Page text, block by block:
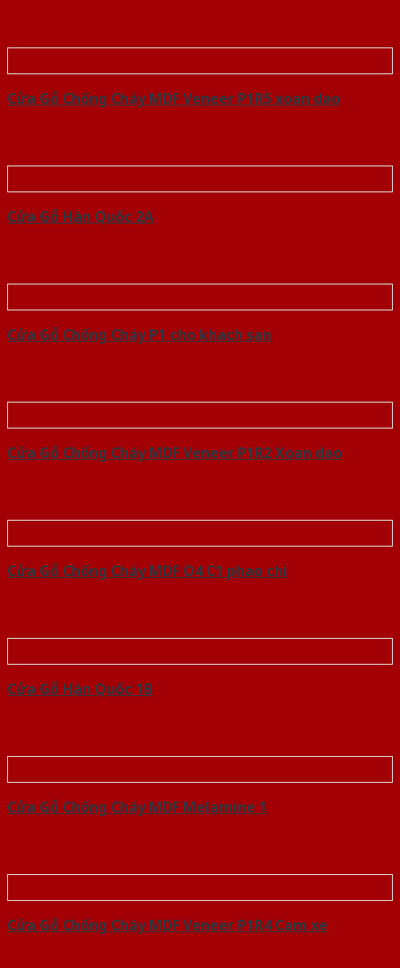
Cửa Gỗ Chống Cháy MDF Veneer P1R5 xoan dao
Cửa Gỗ Hàn Quốc 2A
Cửa Gỗ Chống Cháy P1 cho khach san
Cửa Gỗ Chống Cháy MDF Veneer P1R2 Xoan dao
Cửa Gỗ Chống Cháy MDF O4 C1 phao chi
Cửa Gỗ Hàn Quốc 1B
Cửa Gỗ Chống Cháy MDF Melamine 1
Cửa Gỗ Chống Cháy MDF Veneer P1R4 Cam xe